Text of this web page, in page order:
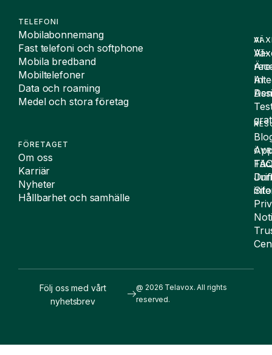
TELEFONI
Mobilabonnemang
Fast telefoni och softphone
Mobila bredband
Mobiltelefoner
Data och roaming
Medel och stora företag
FÖRETAGET
Om oss
Karriär
Nyheter
Hållbarhet och samhälle
AI
AI-
AI
@ 2026 Telavox. All rights
reserved.
Följ oss med vårt
nyhetsbrev